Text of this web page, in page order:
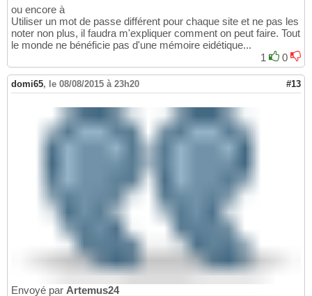
ou encore à
Utiliser un mot de passe différent pour chaque site et ne pas les
noter non plus, il faudra m'expliquer comment on peut faire. Tout
le monde ne bénéficie pas d'une mémoire eidétique...
1
0
domi65, le 08/08/2015 à 23h20 #13
Envoyé par Artemus24